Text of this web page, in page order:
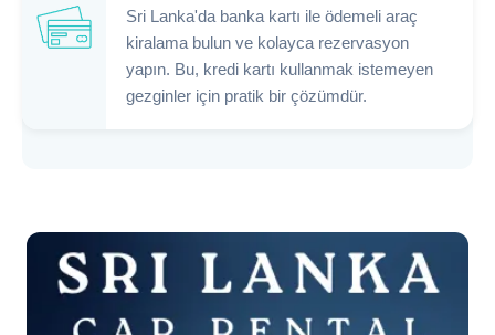
Sri Lanka'da banka kartı ile ödemeli araç
kiralama bulun ve kolayca rezervasyon
yapın. Bu, kredi kartı kullanmak istemeyen
gezginler için pratik bir çözümdür.